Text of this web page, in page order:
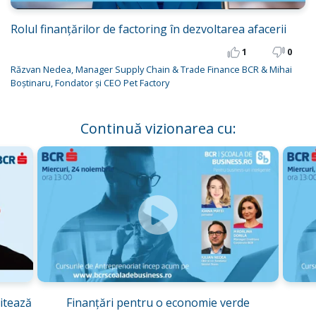
Rolul finanțărilor de factoring în dezvoltarea afacerii
1
0
Răzvan Nedea, Manager Supply Chain & Trade Finance BCR & Mihai
Boștinaru, Fondator și CEO Pet Factory
Continuă vizionarea cu:
Finanțări pentru o economie verde